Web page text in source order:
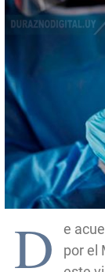
D
e
por el